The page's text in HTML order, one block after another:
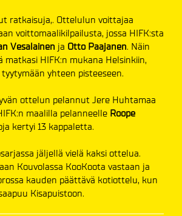
ratkaisuja,. Ottelulun voittajaa
voittomaalikilpailusta, jossa HIFK:sta
Vesalainen ja Otto Paajanen. Näin
matkasi HIFK:n mukana Helsinkiin,
yhteen pisteeseen.
ottelun pelannut Jere Huhtamaa
maalilla pelanneelle Roope
kertyi 13 kappaletta.
jäljellä vielä kaksi ottelua.
Kouvolassa KooKoota vastaan ja
kauden päättävä kotiottelu, kun
Kisapuistoon.